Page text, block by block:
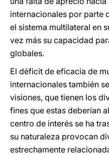
internacionales por parte
el sistema multilateral en
vez más su capacidad
globales.
El déficit de eficacia de
internacionales también
visiones, que tienen los
fines que estas deberían
centro de interés se ha
su naturaleza provocan
estrechamente